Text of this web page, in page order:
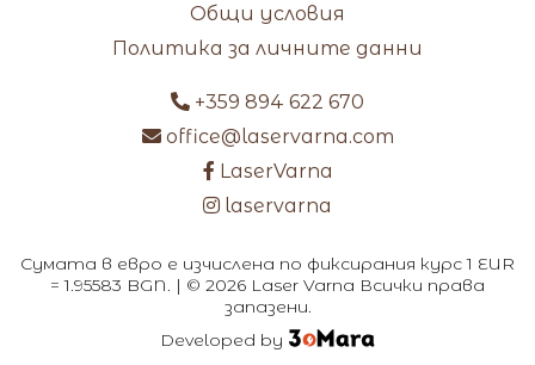
Общи условия
Политика за личните данни
+359 894 622 670
office@laservarna.com
LaserVarna
laservarna
Сумата в евро е изчислена по фиксирания курс 1 EUR
= 1.95583 BGN. | © 2026 Laser Varna Всички права
запазени.
Developed by